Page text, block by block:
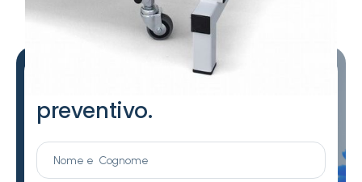
Contattaci perchiedere un
preventivo.